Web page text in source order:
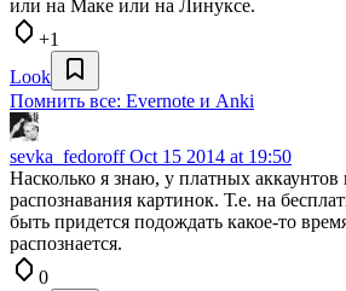
или на Маке или на Линуксе.
+1
Look
Помнить все: Evernote и Anki
sevka_fedoroffOct 15 2014 at 19:50
Насколько я знаю, у платных
распознавания картинок. Т.е. на
быть придется подождать какое-то
распознается.
0